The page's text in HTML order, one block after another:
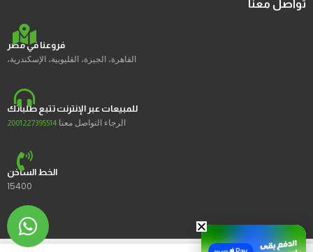
تواصل معنا
فروعنا في مصر
القاهرة، الجيزة، القليوبية، الإسكندرية،
للمبيعات عبر الإنترنت تتبع طلباتك
الرجاء التواصل معنا 2001227395514
الخط الساخن
15400